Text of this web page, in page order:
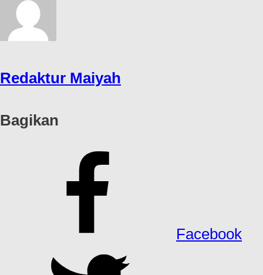
Redaktur Maiyah
Bagikan
Facebook